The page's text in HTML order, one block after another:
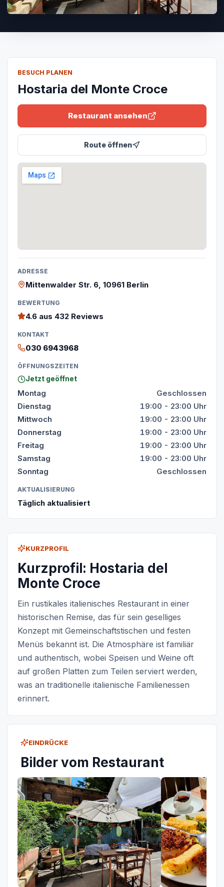
KURZPROFIL
Kurzprofil: Hostaria del
Monte Croce
Ein rustikales italienisches Restaurant in einer
historischen Remise, das für sein geselliges
Konzept mit Gemeinschaftstischen und festen
Menüs bekannt ist. Die Atmosphäre ist familiär
und authentisch, wobei Speisen und Weine oft
auf großen Platten zum Teilen serviert werden,
was an traditionelle italienische Familienessen
erinnert.
EINDRÜCKE
Bilder vom Restaurant
BESUCH PLANEN
Hostaria del Monte Croce
Restaurant ansehen
Route öffnen
ADRESSE
Mittenwalder Str. 6, 10961 Berlin
BEWERTUNG
4.6 aus 432 Reviews
KONTAKT
030 6943968
ÖFFNUNGSZEITEN
Jetzt geöffnet
Montag
Geschlossen
Dienstag
19:00 - 23:00 Uhr
Mittwoch
19:00 - 23:00 Uhr
Donnerstag
19:00 - 23:00 Uhr
Freitag
19:00 - 23:00 Uhr
Samstag
19:00 - 23:00 Uhr
Sonntag
Geschlossen
AKTUALISIERUNG
Täglich aktualisiert